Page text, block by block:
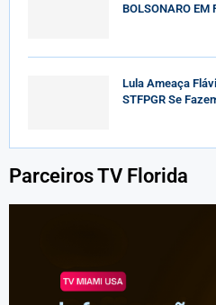
BOLSONARO EM
Lula Ameaça
STFPGR Se
Parceiros TV Florida